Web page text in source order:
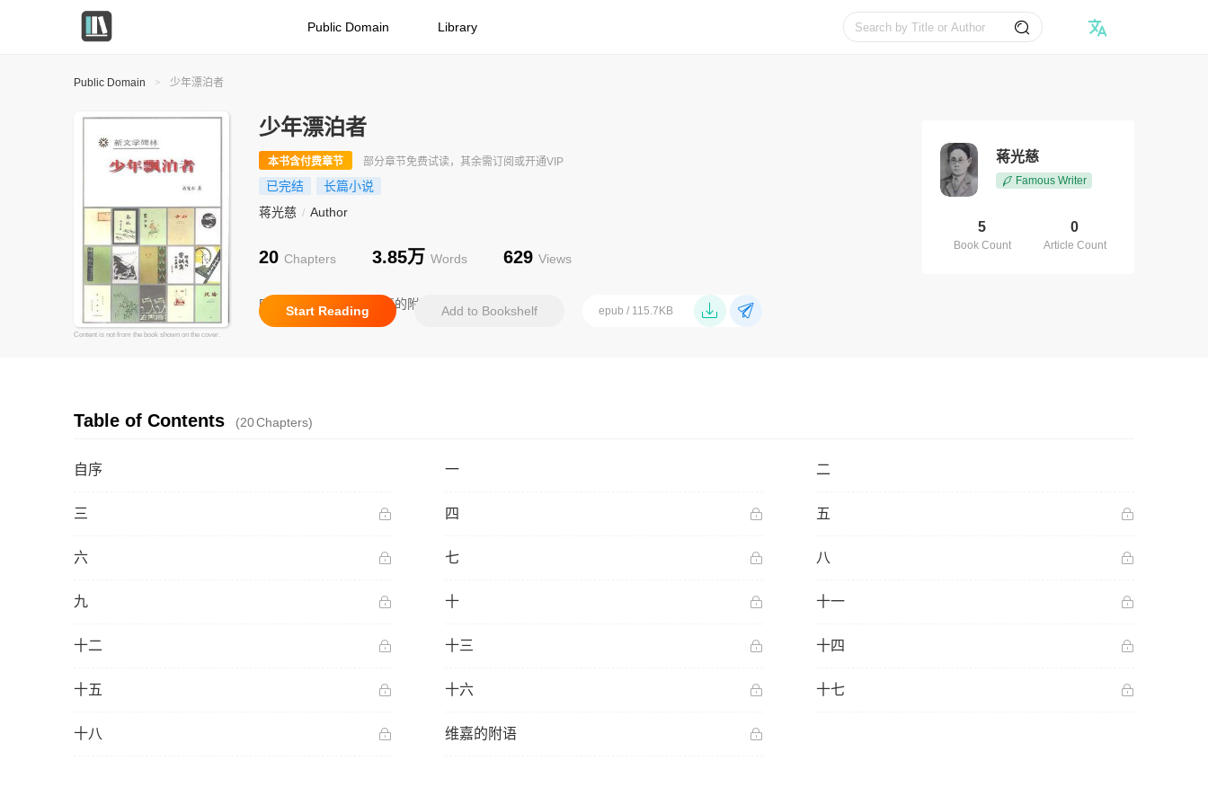
Public Domain Library
Public Domain > 少年漂泊者
Content is not from the book shown on the cover.
少年漂泊者
本书含付费章节 部分章节免费试读，其余需订阅或开通VIP
已完结
长篇小说
蒋光慈 / Author
20 Chapters 3.85万 Words 629 Views
Recently Updated 维嘉的附语 2024-07-31 10:30
Start Reading Add to Bookshelf epub / 115.7KB
蒋光慈
Famous Writer
5
Book Count
0
Article Count
Table of Contents (20Chapters)
自序 一 二
三 四 五
六 七 八
九 十 十一
十二 十三 十四
十五 十六 十七
十八 维嘉的附语